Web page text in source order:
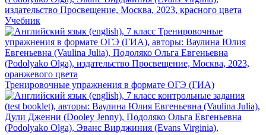
Учебник
Тренировочные упражнения в формате ОГЭ (ГИА)